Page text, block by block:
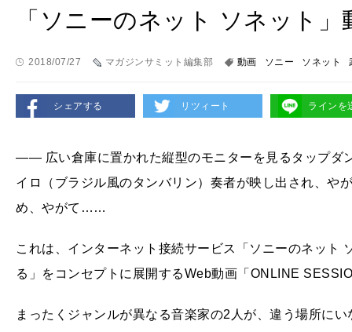
「ソニーのネット ソネット」
2018/07/27 マガジンサミット編集部 動画 ソニー ソネット
シェアする リツィート ラインを
―― 広い倉庫に置かれた縦型のモニターを見るタップダ
イロ（ブラジル風のタンバリン）奏者が映し出され、や
め、やがて……
これは、インターネット接続サービス「ソニーのネット
る」をコンセプトに展開するWeb動画「ONLINE
まったくジャンルが異なる音楽家の2人が、違う場所に